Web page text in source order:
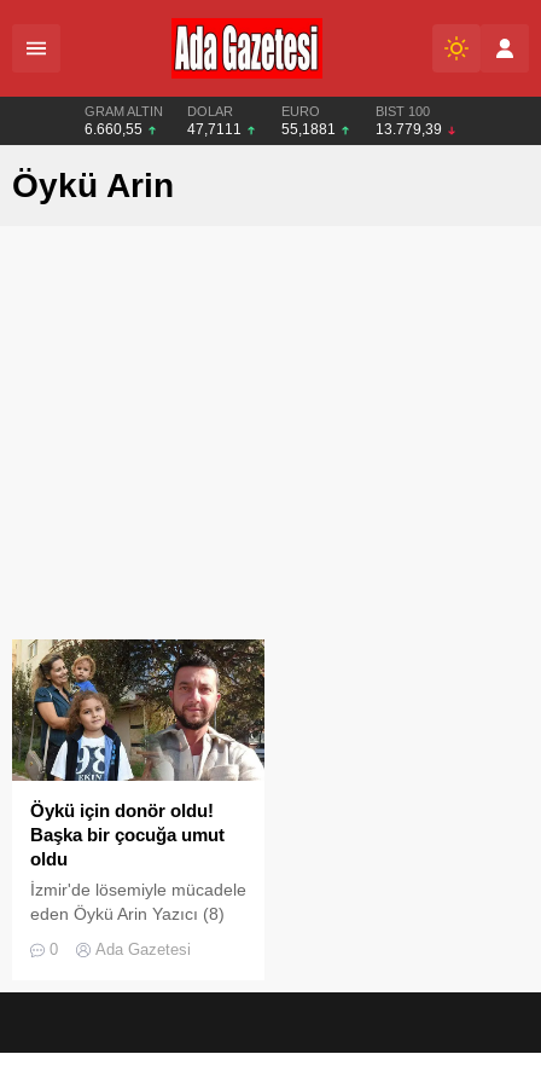
GRAM ALTIN
6.660,55
DOLAR
47,7111
EURO
55,1881
BIST 100
13.779,39
Öykü Arin
Öykü için donör oldu!
Başka bir çocuğa umut
oldu
İzmir'de lösemiyle mücadele
eden Öykü Arin Yazıcı (8)
adına düzenlenen 'Öykü
Arin'e Umut Ol'
0 Ada Gazetesi